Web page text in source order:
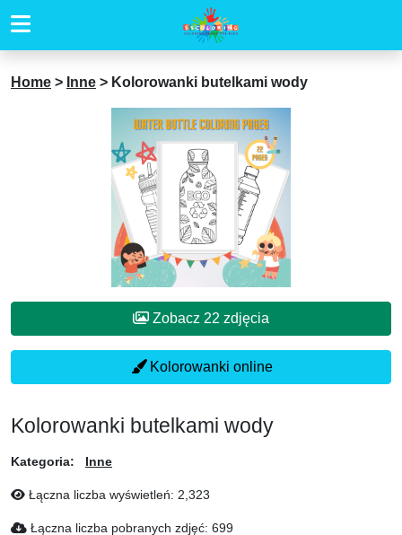
Home > Inne > Kolorowanki butelkami wody
Zobacz 22 zdjęcia
Kolorowanki online
Kolorowanki butelkami wody
Kategoria: Inne
Łączna liczba wyświetleń: 2,323
Łączna liczba pobranych zdjęć: 699